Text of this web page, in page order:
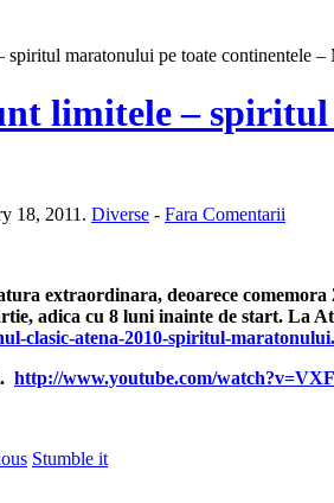
spiritul maratonului pe toate continentele –
limitele –
18, 2011. Diverse - Fara Comentarii
extraordinara, deoarece
adica cu 8 luni inainte de start. La
clasic-atena-2010-spiritul-
http://www.youtube.com/
Stumble it